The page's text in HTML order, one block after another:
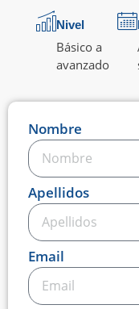
Nivel
Básico a
avanzado
Nombre
Apellidos
Email